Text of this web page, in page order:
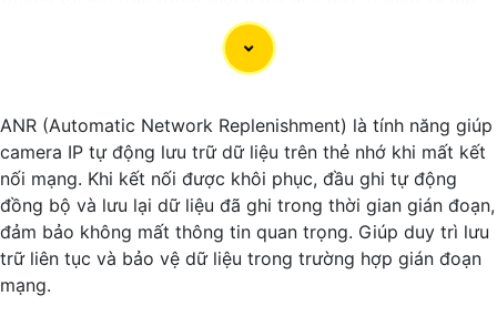
đặt camera Hikvision giá rẻ và chuyên nghiệp cho dự án
Với kinh nghiệm lâu năm trong lĩnh vực lắp đặt camera an
đến cho quý vị những giải pháp an ninh hiệu quả, đáng tin
cậy và tiết kiệm chi phí.
Camera của Hikvision được biết đến là một trong những
thương hiệu hàng đầu thế giới về giải pháp an ninh video.
Với các tính năng và công nghệ tiên tiến, camera Hikvision
không chỉchắc chắnchất lượng hình ảnh sắc nét mà còn
đem đến sự tin cậy và an toàn cho dự án của quý vị.
ANR (Automatic Network Replenishment) là tính năng giúp
camera IP tự động lưu trữ dữ liệu trên thẻ nhớ khi mất kết
nối mạng. Khi kết nối được khôi phục, đầu ghi tự động
đồng bộ và lưu lại dữ liệu đã ghi trong thời gian gián đoạn,
đảm bảo không mất thông tin quan trọng. Giúp duy trì lưu
trữ liên tục và bảo vệ dữ liệu trong trường hợp gián đoạn
mạng.